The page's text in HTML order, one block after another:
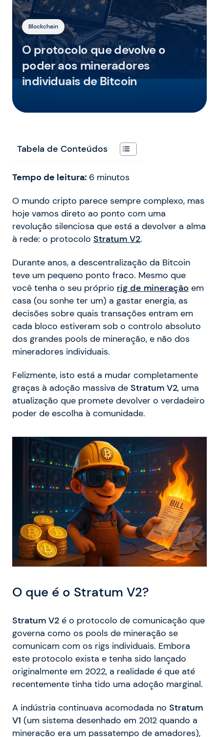
Blockchain
O protocolo que devolve o
poder aos mineradores
individuais de Bitcoin
Tabela de Conteúdos
Tempo de leitura: 6 minutos
O mundo cripto parece sempre complexo, mas
hoje vamos direto ao ponto com uma
revolução silenciosa que está a devolver a alma
à rede: o protocolo Stratum V2.
Durante anos, a descentralização da Bitcoin
teve um pequeno ponto fraco. Mesmo que
você tenha o seu próprio rig de mineração em
casa (ou sonhe ter um) a gastar energia, as
decisões sobre quais transações entram em
cada bloco estiveram sob o controlo absoluto
dos grandes pools de mineração, e não dos
mineradores individuais.
Felizmente, isto está a mudar completamente
graças à adoção massiva de Stratum V2, uma
atualização que promete devolver o verdadeiro
poder de escolha à comunidade.
O que é o Stratum V2?
Stratum V2 é o protocolo de comunicação que
governa como os pools de mineração se
comunicam com os rigs individuais. Embora
este protocolo exista e tenha sido lançado
originalmente em 2022, a realidade é que até
recentemente tinha tido uma adoção marginal.
A indústria continuava acomodada no Stratum
V1 (um sistema desenhado em 2012 quando a
mineração era um passatempo de amadores),